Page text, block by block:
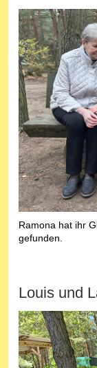
Ramona hat ihr
gefunden.
Louis und